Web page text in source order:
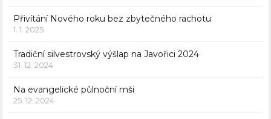
Přivítání Nového roku bez zbytečného rachotu
1. 1. 2025
Tradiční silvestrovský výšlap na Javořici 2024
31. 12. 2024
Na evangelické půlnoční mši
25. 12. 2024